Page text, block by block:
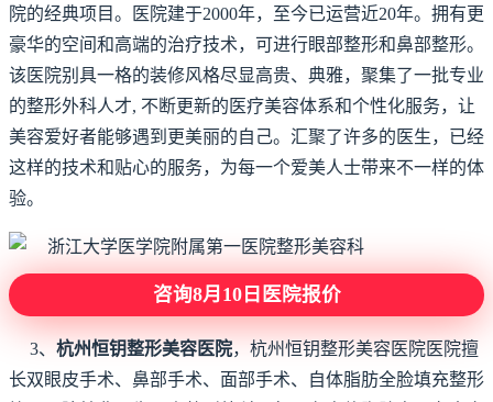
院的经典项目。医院建于2000年，至今已运营近20年。拥有更
豪华的空间和高端的治疗技术，可进行眼部整形和鼻部整形。
该医院别具一格的装修风格尽显高贵、典雅，聚集了一批专业
的整形外科人才, 不断更新的医疗美容体系和个性化服务，让
美容爱好者能够遇到更美丽的自己。汇聚了许多的医生，已经
这样的技术和贴心的服务，为每一个爱美人士带来不一样的体
验。
咨询8月10日医院报价
3、杭州恒钥整形美容医院，杭州恒钥整形美容医院医院擅
长双眼皮手术、鼻部手术、面部手术、自体脂肪全脸填充整形